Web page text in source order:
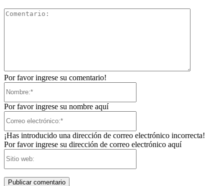
Por favor ingrese su comentario!
Por favor ingrese su nombre aquí
¡Has introducido una dirección de correo electrónico incorrecta!
Por favor ingrese su dirección de correo electrónico aquí